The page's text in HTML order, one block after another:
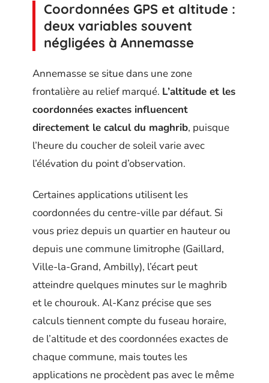
Coordonnées GPS et altitude :
deux variables souvent
négligées à Annemasse
Annemasse se situe dans une zone
frontalière au relief marqué. L’altitude et les
coordonnées exactes influencent
directement le calcul du maghrib, puisque
l’heure du coucher de soleil varie avec
l’élévation du point d’observation.
Certaines applications utilisent les
coordonnées du centre-ville par défaut. Si
vous priez depuis un quartier en hauteur ou
depuis une commune limitrophe (Gaillard,
Ville-la-Grand, Ambilly), l’écart peut
atteindre quelques minutes sur le maghrib
et le chourouk. Al-Kanz précise que ses
calculs tiennent compte du fuseau horaire,
de l’altitude et des coordonnées exactes de
chaque commune, mais toutes les
applications ne procèdent pas avec le même